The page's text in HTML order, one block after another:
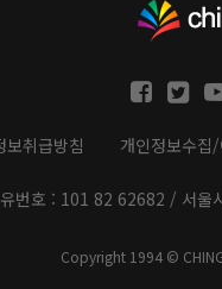
보취급방침 개인정보수집
번호 : 101 82 62682 / 서울
Copyright 1994 ©